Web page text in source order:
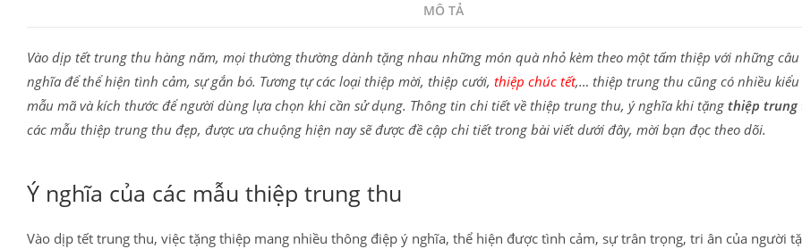
MÔ TẢ
Vào dịp tết trung thu hàng năm, mọi thường thường dành tặng nhau những món quà nhỏ kèm theo một tấm thiệp với những câu
nghĩa để thể hiện tình cảm, sự gắn bó. Tương tự các loại thiệp mời, thiệp cưới, thiệp chúc tết,… thiệp trung thu cũng có nhiều kiểu
mẫu mã và kích thước để người dùng lựa chọn khi cần sử dụng. Thông tin chi tiết về thiệp trung thu, ý nghĩa khi tặng thiệp trung
các mẫu thiệp trung thu đẹp, được ưa chuộng hiện nay sẽ được đề cập chi tiết trong bài viết dưới đây, mời bạn đọc theo dõi.
Ý nghĩa của các mẫu thiệp trung thu
Vào dịp tết trung thu, việc tặng thiệp mang nhiều thông điệp ý nghĩa, thể hiện được tình cảm, sự trân trọng, tri ân của người